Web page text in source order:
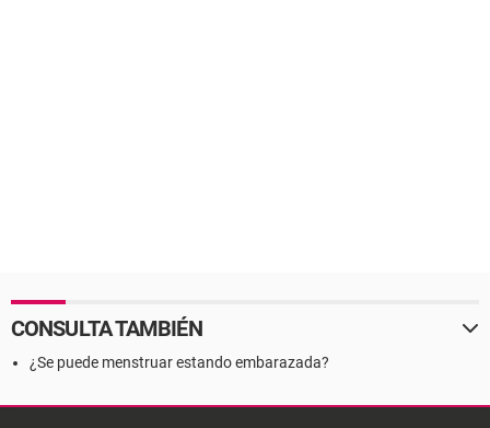
CONSULTA TAMBIÉN
¿Se puede menstruar estando embarazada?